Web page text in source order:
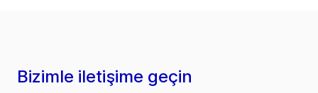
Bizimle iletişime geçin